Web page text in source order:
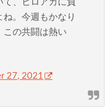
て、ヒロアカに負
。今週もかなり
この共闘は熱い
27, 2021